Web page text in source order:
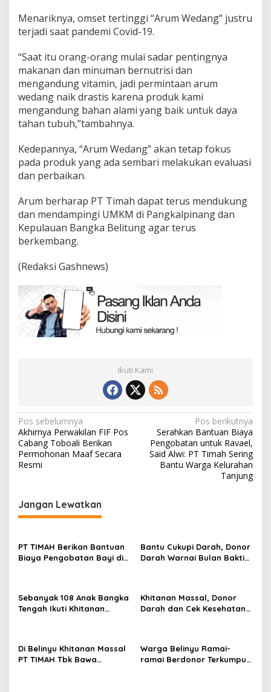
Menariknya, omset tertinggi “Arum Wedang” justru
terjadi saat pandemi Covid-19.
“Saat itu orang-orang mulai sadar pentingnya
makanan dan minuman bernutrisi dan
mengandung vitamin, jadi permintaan arum
wedang naik drastis karena produk kami
mengandung bahan alami yang baik untuk daya
tahan tubuh,”tambahnya.
Kedepannya, “Arum Wedang” akan tetap fokus
pada produk yang ada sembari melakukan evaluasi
dan perbaikan.
Arum berharap PT Timah dapat terus mendukung
dan mendampingi UMKM di Pangkalpinang dan
Kepulauan Bangka Belitung agar terus
berkembang.
(Redaksi Gashnews)
Ikuti Kami
Navigasi
pos
Pos sebelumnya
Akhirnya Perwakilan FIF Pos
Cabang Toboali Berikan
Permohonan Maaf Secara
Resmi
Pos berikutnya
Serahkan Bantuan Biaya
Pengobatan untuk Ravael,
Said Alwi: PT Timah Sering
Bantu Warga Kelurahan
Tanjung
Jangan Lewatkan
PT TIMAH Berikan Bantuan
Biaya Pengobatan Bayi di
Bantu Cukupi Darah, Donor
Darah Warnai Bulan Bakti
Sebanyak 108 Anak Bangka
Tengah Ikuti Khitanan
Khitanan Massal, Donor
Darah dan Cek Kesehatan
Di Belinyu Khitanan Massal
PT TIMAH Tbk Bawa
Warga Belinyu Ramai-
ramai Berdonor Terkumpul